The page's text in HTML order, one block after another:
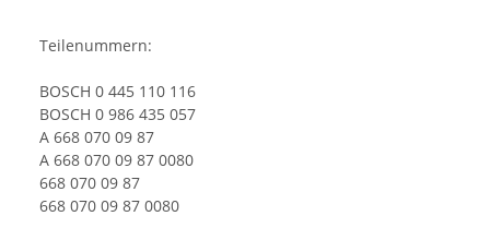
Teilenummern:
BOSCH 0 445 110 116
BOSCH 0 986 435 057
A 668 070 09 87
A 668 070 09 87 0080
668 070 09 87
668 070 09 87 0080